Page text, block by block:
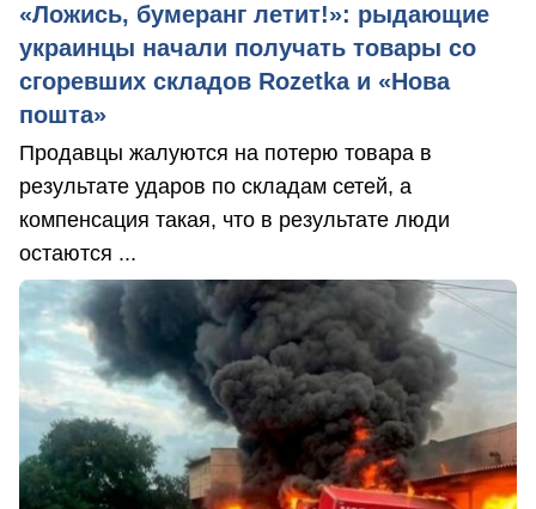
«Ложись, бумеранг летит!»: рыдающие
украинцы начали получать товары со
сгоревших складов Rozetka и «Нова
пошта»
Продавцы жалуются на потерю товара в
результате ударов по складам сетей, а
компенсация такая, что в результате люди
остаются ...